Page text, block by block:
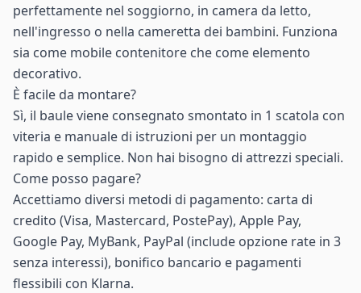
perfettamente nel soggiorno, in camera da letto,
nell'ingresso o nella cameretta dei bambini. Funziona
sia come mobile contenitore che come elemento
decorativo.
È facile da montare?
Sì, il baule viene consegnato smontato in 1 scatola con
viteria e manuale di istruzioni per un montaggio
rapido e semplice. Non hai bisogno di attrezzi speciali.
Come posso pagare?
Accettiamo diversi metodi di pagamento: carta di
credito (Visa, Mastercard, PostePay), Apple Pay,
Google Pay, MyBank, PayPal (include opzione rate in 3
senza interessi), bonifico bancario e pagamenti
flessibili con Klarna.